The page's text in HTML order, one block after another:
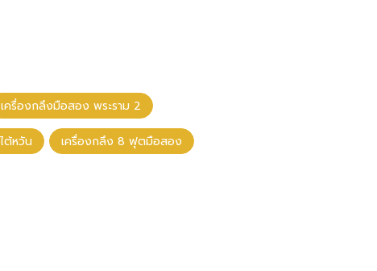
เครื่องกลึงมือสอง พระราม 2
ต้หวัน เครื่องกลึง 8 ฟุตมือสอง